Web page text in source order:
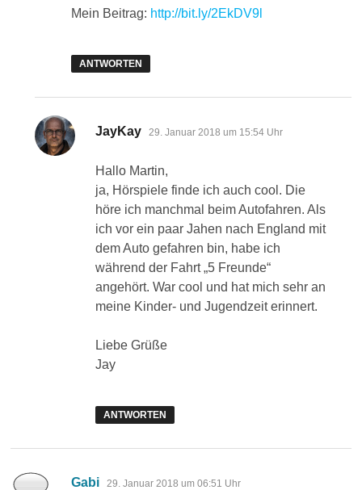
Mein Beitrag: http://bit.ly/2EkDV9l
ANTWORTEN
JayKay sagt:
29. Januar 2018 um 15:54 Uhr
Hallo Martin,
ja, Hörspiele finde ich auch cool. Die
höre ich manchmal beim Autofahren. Als
ich vor ein paar Jahen nach England mit
dem Auto gefahren bin, habe ich
während der Fahrt „5 Freunde“
angehört. War cool und hat mich sehr an
meine Kinder- und Jugendzeit erinnert.
Liebe Grüße
Jay
ANTWORTEN
Gabi sagt:
29. Januar 2018 um 06:51 Uhr